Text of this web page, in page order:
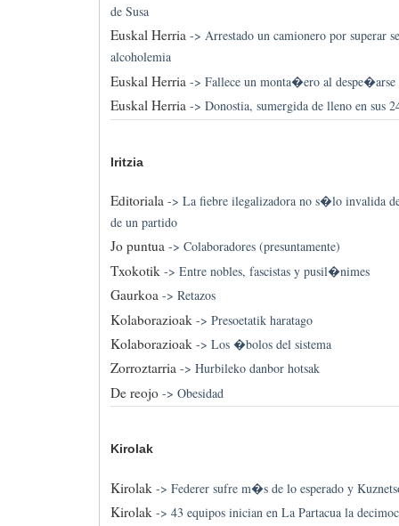
de Susa
Euskal Herria-> Arrestado un camionero por superar
alcoholemia
Euskal Herria-> Fallece un monta�ero al despe�arse
Euskal Herria-> Donostia, sumergida de lleno en sus
Iritzia
Editoriala-> La fiebre ilegalizadora no s�lo invalida
de un partido
Jo puntua-> Colaboradores (presuntamente)
Txokotik-> Entre nobles, fascistas y pusil�nimes
Gaurkoa-> Retazos
Kolaborazioak -> Presoetatik haratago
Kolaborazioak-> Los �bolos del sistema
Zorroztarria-> Hurbileko danbor hotsak
De reojo-> Obesidad
Kirolak
Kirolak -> Federer sufre m�s de lo esperado y
Kirolak-> 43 equipos inician en La Partacua la